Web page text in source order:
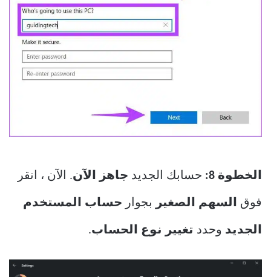
الخطوة 8: حسابك الجديد جاهز الآن. الآن ، انقر
فوق السهم الصغير بجوار حساب المستخدم
الجديد وحدد تغيير نوع الحساب.